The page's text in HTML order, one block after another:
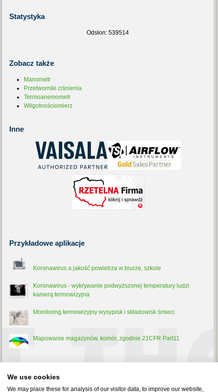
Statystyka
Odsłon: 539514
Zobacz także
Manometr
Przetworniki ciśnienia
Termoanemometr
Wilgotnościomierz
Inne
Przykładowe aplikacje
Koronawirus a jakość powietrza w biurze, szkole
Koronawirus - wykrywanie podwyższonej temperatury ludzi
kamerą termowizyjna
Monitoring termowizyjny wysypisk i składowisk śmieci
Mapowanie magazynów, komór, zgodnie 21CFR Part11
Pirometr - co to jest, jak działa i do czego służy?
We use cookies
We may place these for analysis of our visitor data, to improve our website,